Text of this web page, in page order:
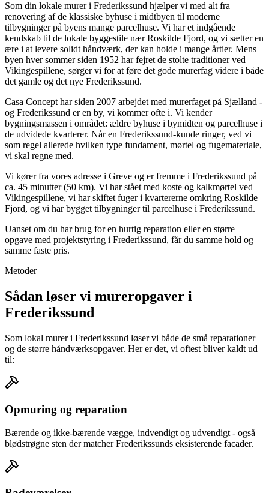
Som din lokale murer i Frederikssund hjælper vi med alt fra
renovering af de klassiske byhuse i midtbyen til moderne
tilbygninger på byens mange parcelhuse. Vi har et indgående
kendskab til de lokale byggestile nær Roskilde Fjord, og vi sætter en
ære i at levere solidt håndværk, der kan holde i mange årtier. Mens
byen hver sommer siden 1952 har fejret de stolte traditioner ved
Vikingespillene, sørger vi for at føre det gode murerfag videre i både
det gamle og det nye Frederikssund.
Casa Concept har siden 2007 arbejdet med murerfaget på Sjælland -
og Frederikssund er en by, vi kommer ofte i. Vi kender
bygningsmassen i området: ældre byhuse i bymidten og parcelhuse i
de udvidede kvarterer. Når en Frederikssund-kunde ringer, ved vi
som regel allerede hvilken type fundament, mørtel og fugemateriale,
vi skal regne med.
Vi kører fra vores adresse i Greve og er fremme i Frederikssund på
ca. 45 minutter (50 km). Vi har stået med koste og kalkmørtel ved
Vikingespillene, vi har skiftet fuger i kvartererne omkring Roskilde
Fjord, og vi har bygget tilbygninger til parcelhuse i Frederikssund.
Uanset om du har brug for en hurtig reparation eller en større
opgave med projektstyring i Frederikssund, får du samme hold og
samme faste pris.
Metoder
Sådan løser vi mureropgaver i
Frederikssund
Som lokal murer i Frederikssund løser vi både de små reparationer
og de større håndværksopgaver. Her er det, vi oftest bliver kaldt ud
til:
Opmuring og reparation
Bærende og ikke-bærende vægge, indvendigt og udvendigt - også
blødstrøgne sten der matcher Frederikssunds eksisterende facader.